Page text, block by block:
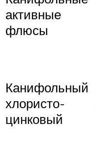
активные
флюсы
Канифольный
хлористо-
цинковый